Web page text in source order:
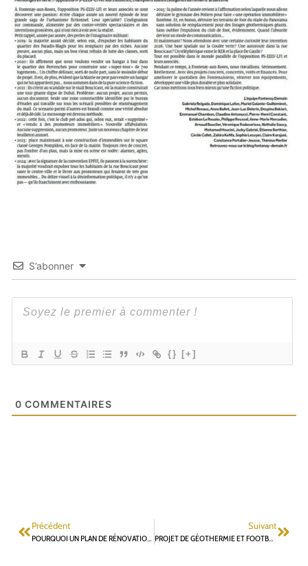
S’abonner
{} [+]
0 COMMENTAIRES
Précédent
POURQUOI UN PLAN DE RÉNOVATION THERMIQUE EST-IL INDISPENSABLE DANS NOTRE COMMUNE ET COMMENT LE CONDUIRE DE MANIÈRE RÉFLÉCHIE ?
Suivant
PROJET DE GÉOTHERMIE ET FOOTBALL À FONTENAY : POSONS LES SUJETS POUR BIEN LES TRAITER